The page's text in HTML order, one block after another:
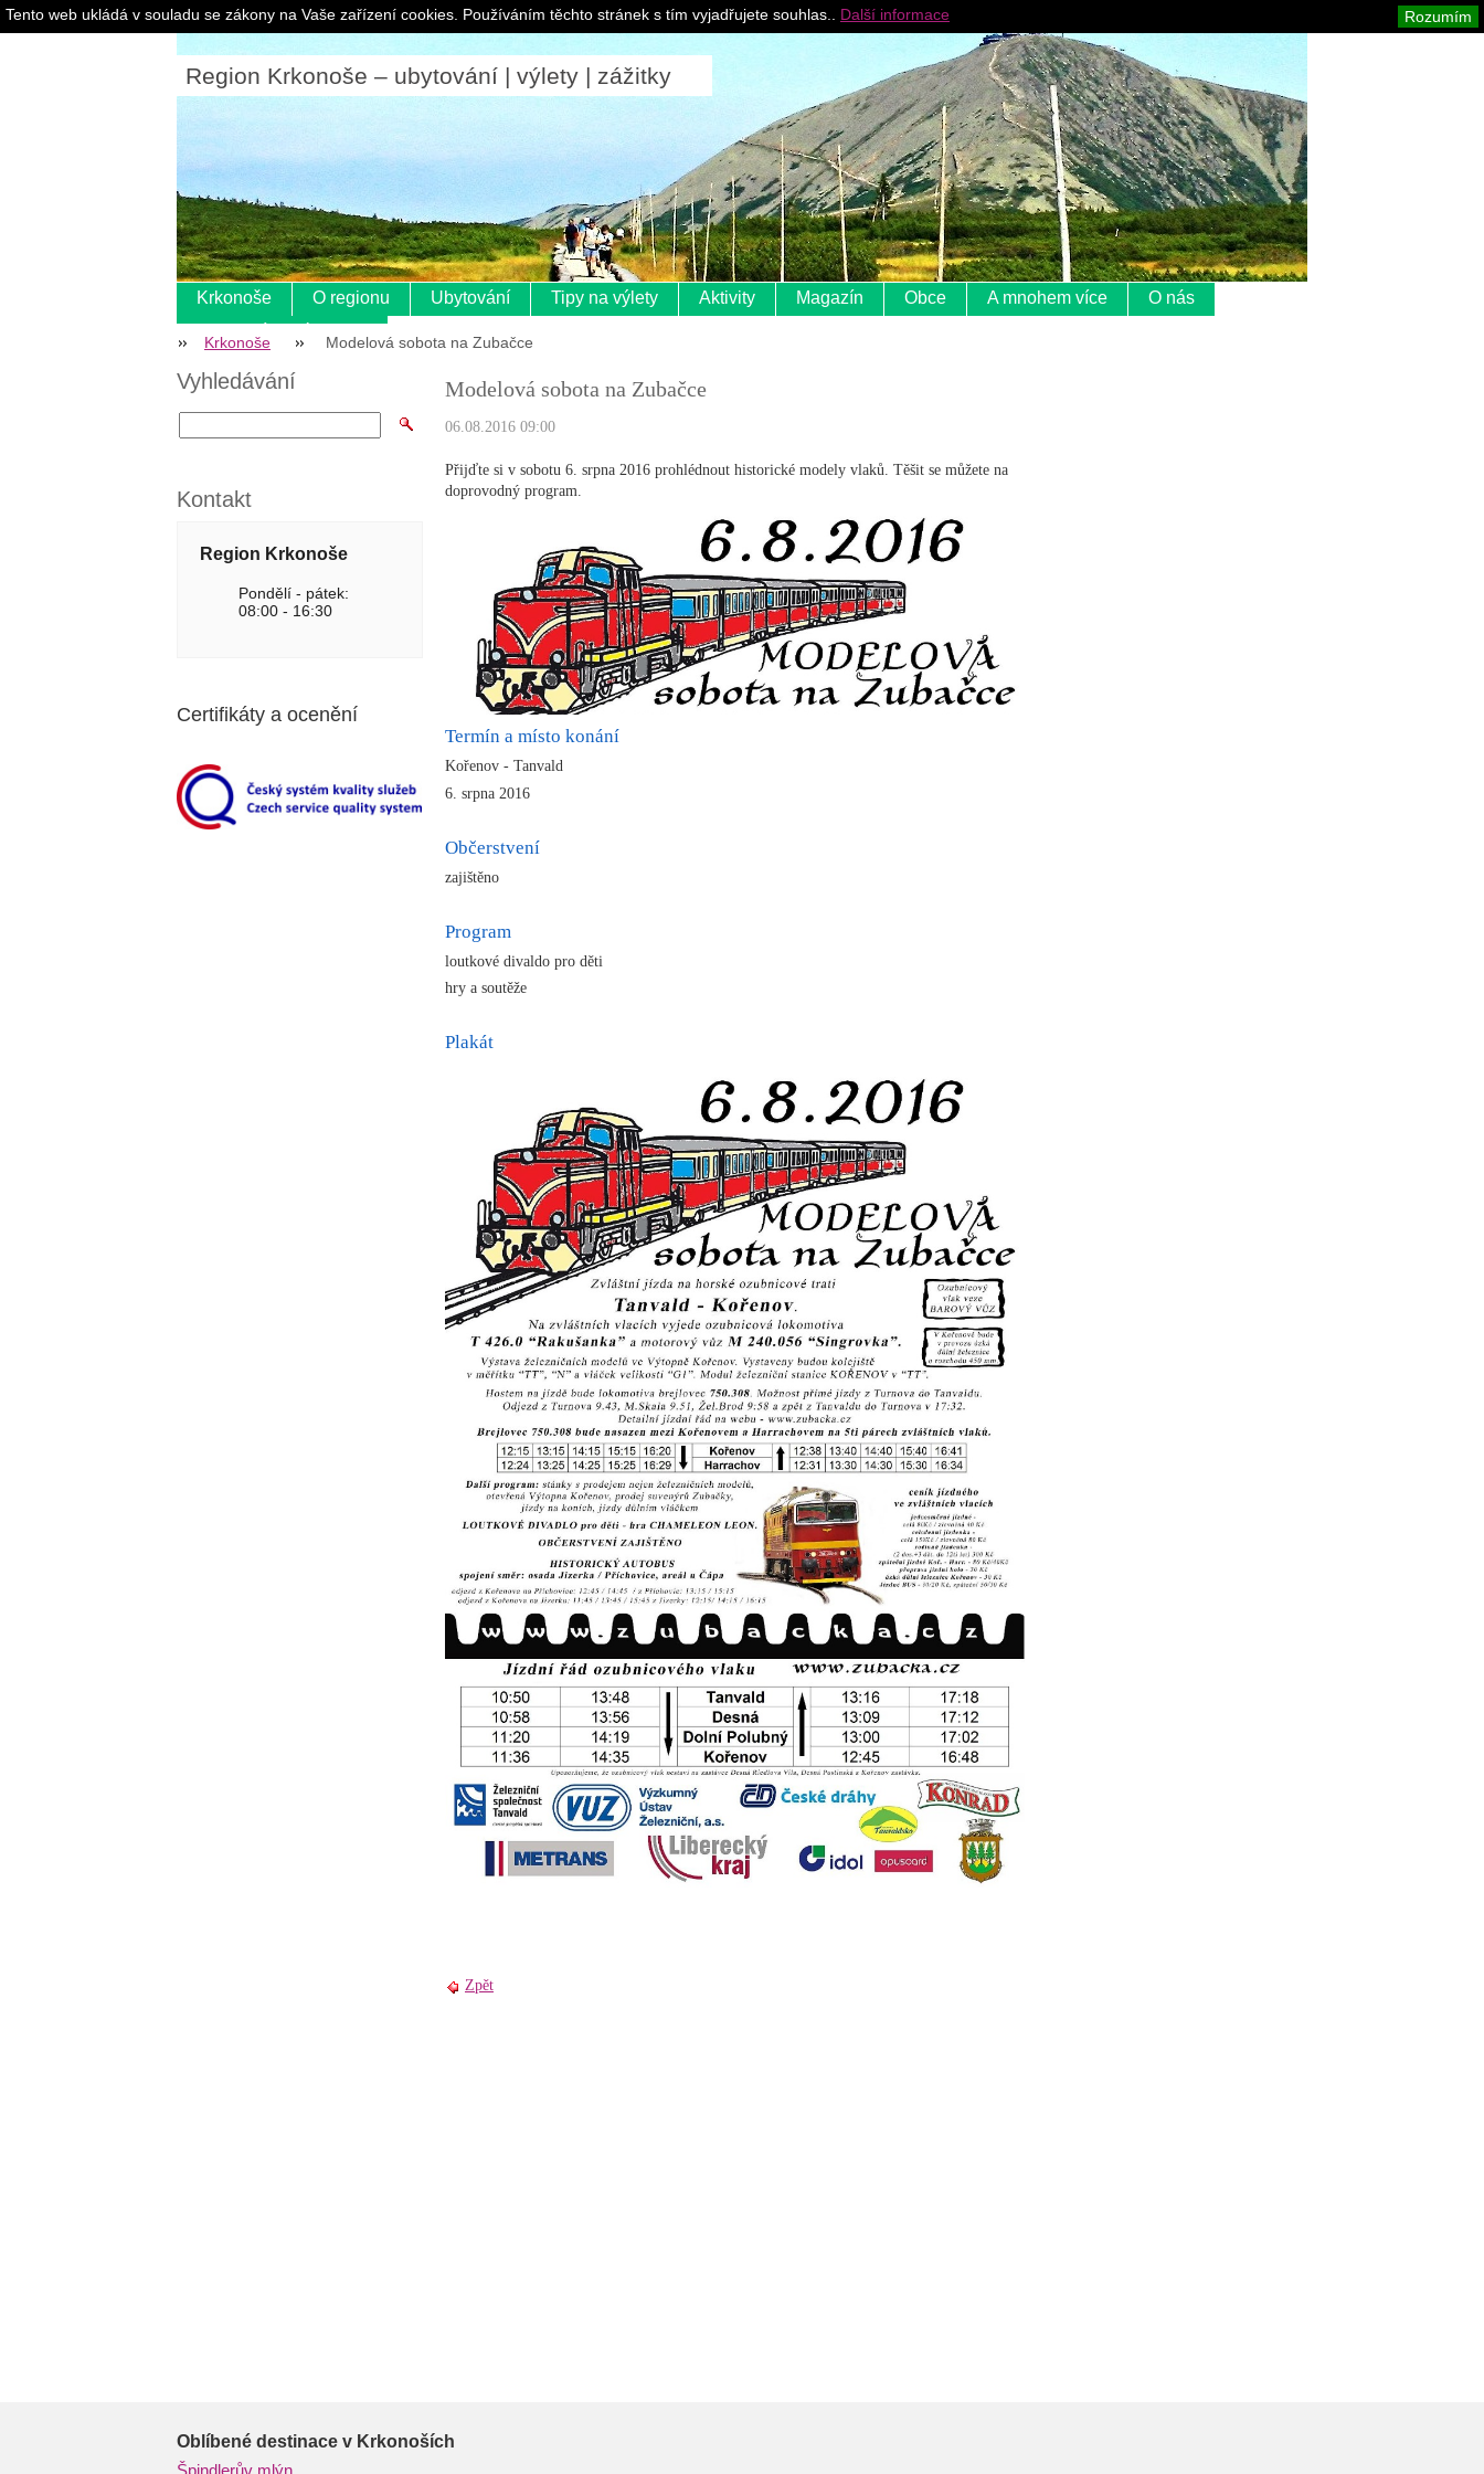
Region Krkonoše – ubytování | výlety | zážitky
Pro ubytovatele
Krkonoše O regionu Ubytování Tipy na výlety Aktivity Magazín Obce A mnohem více
O nás
Krkonoše Modelová sobota na Zubačce
Modelová sobota na Zubačce
06.08.2016 09:00
Přijďte si v sobotu 6. srpna 2016 prohlédnout historické modely vlaků. Těšit se můžete na
doprovodný program.
Termín a místo konání
Kořenov - Tanvald
6. srpna 2016
Občerstvení
zajištěno
Program
loutkové divaldo pro děti
hry a soutěže
Plakát
Zpět
Vyhledávání
Kontakt
Region Krkonoše
Pondělí - pátek:
08:00 - 16:30
Certifikáty a ocenění
Oblíbené destinace v Krkonoších
Špindlerův mlýn
Tento web ukládá v souladu se zákony na Vaše zařízení cookies. Používáním těchto stránek s tím vyjadřujete souhlas.. Rozumím
Další informace